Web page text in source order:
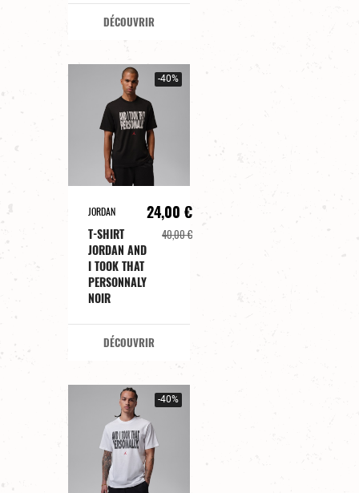
DÉCOUVRIR
-40%
JORDAN
T-SHIRT
JORDAN AND
I TOOK THAT
PERSONNALY
NOIR
24,00 €
40,00 €
DÉCOUVRIR
-40%